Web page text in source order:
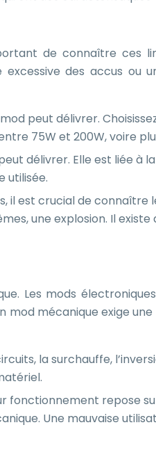
de connaître ces
des accus ou
peut délivrer.
75W et 200W, voire
délivrer. Elle est liée à
utilisée.
il est crucial de connaître
une explosion. Il
Les mods
mod mécanique exige
la surchauffe,
repose
Une mauvaise